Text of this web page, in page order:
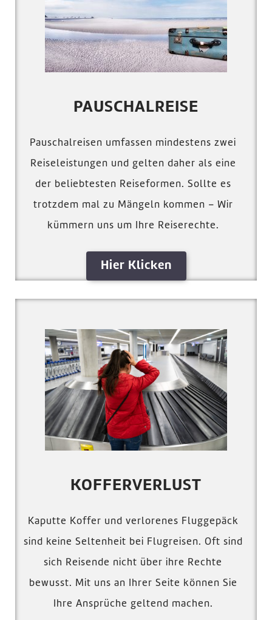
PAUSCHALREISE
Pauschalreisen umfassen mindestens zwei
Reiseleistungen und gelten daher als eine
der beliebtesten Reiseformen. Sollte es
trotzdem mal zu Mängeln kommen – Wir
kümmern uns um Ihre Reiserechte.
Hier Klicken
KOFFERVERLUST
Kaputte Koffer und verlorenes Fluggepäck
sind keine Seltenheit bei Flugreisen. Oft sind
sich Reisende nicht über ihre Rechte
bewusst. Mit uns an Ihrer Seite können Sie
Ihre Ansprüche geltend machen.